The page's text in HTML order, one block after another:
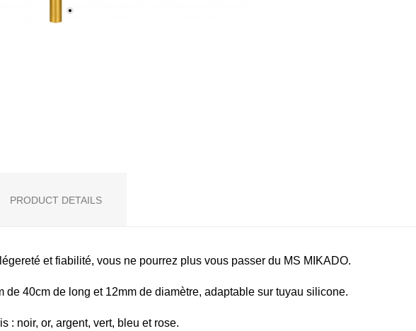
PRODUCT DETAILS
et fiabilité, vous ne pourrez plus vous passer du MS MIKADO.
de 40cm de long et 12mm de diamètre, adaptable sur tuyau silicone.
: noir, or, argent, vert, bleu et rose.